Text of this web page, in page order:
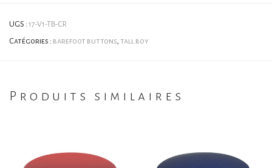
UGS : 17-V1-TB-CR
Catégories : barefoot buttons, tall boy
Produits similaires